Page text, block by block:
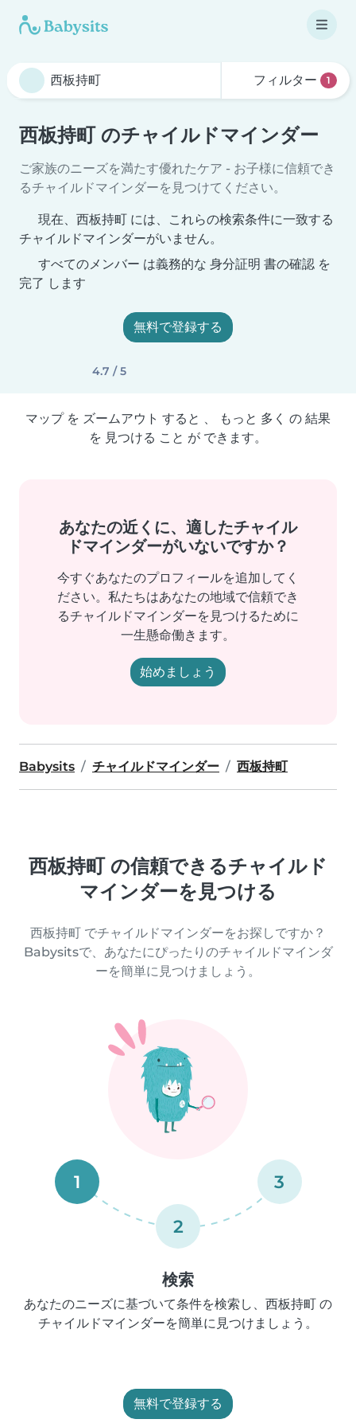
フィルター 1
西板持町 のチャイルドマインダー
ご家族のニーズを満たす優れたケア - お子様に信頼でき
るチャイルドマインダーを見つけてください。
現在、西板持町 には、これらの検索条件に一致する
チャイルドマインダーがいません。
すべてのメンバー は義務的な 身分証明 書の確認 を
完了 します
無料で登録する
4.7 / 5
マップ を ズームアウト すると 、 もっと 多く の 結果
を 見つける こと が できます。
あなたの近くに、適したチャイル
ドマインダーがいないですか？
今すぐあなたのプロフィールを追加してく
ださい。私たちはあなたの地域で信頼でき
るチャイルドマインダーを見つけるために
一生懸命働きます。
始めましょう
Babysits チャイルドマインダー 西板持町
西板持町 の信頼できるチャイルド
マインダーを見つける
西板持町 でチャイルドマインダーをお探しですか？
Babysitsで、あなたにぴったりのチャイルドマインダ
ーを簡単に見つけましょう。
1
2
3
検索
あなたのニーズに基づいて条件を検索し、西板持町 の
チャイルドマインダーを簡単に見つけましょう。
無料で登録する